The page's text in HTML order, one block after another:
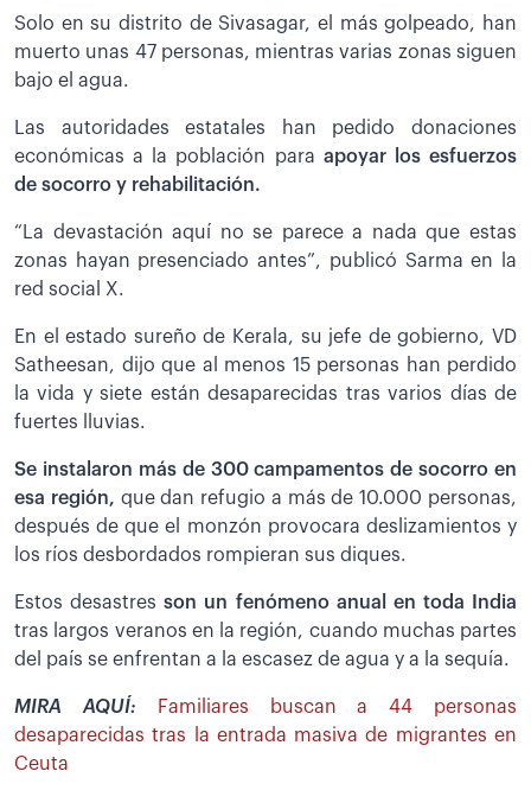
Solo en su distrito de Sivasagar, el más golpeado, han
muerto unas 47 personas, mientras varias zonas siguen
bajo el agua.
Las autoridades estatales han pedido donaciones
económicas a la población para apoyar los esfuerzos
de socorro y rehabilitación.
“La devastación aquí no se parece a nada que estas
zonas hayan presenciado antes”, publicó Sarma en la
red social X.
En el estado sureño de Kerala, su jefe de gobierno, VD
Satheesan, dijo que al menos 15 personas han perdido
la vida y siete están desaparecidas tras varios días de
fuertes lluvias.
Se instalaron más de 300 campamentos de socorro en
esa región, que dan refugio a más de 10.000 personas,
después de que el monzón provocara deslizamientos y
los ríos desbordados rompieran sus diques.
Estos desastresson un fenómeno anual en toda India
tras largos veranos en la región, cuando muchas partes
del país se enfrentan a la escasez de agua y a la sequía.
MIRA AQUÍ:
Familiares buscan a 44 personas
desaparecidas tras la entrada masiva de migrantes en
Ceuta